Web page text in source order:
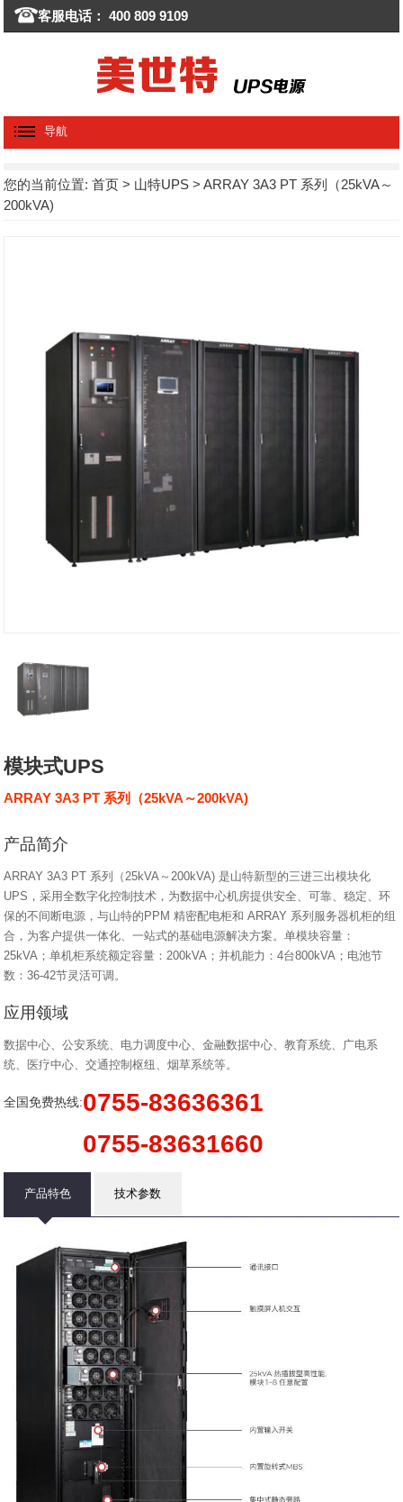
客服电话： 400 809 9109
导航
您的当前位置:首页 > 山特UPS > ARRAY 3A3 PT 系列（25kVA～
200kVA)
模块式UPS
ARRAY 3A3 PT 系列（25kVA～200kVA)
产品简介
ARRAY 3A3 PT 系列（25kVA～200kVA) 是山特新型的三进三出模块化
UPS，采用全数字化控制技术，为数据中心机房提供安全、可靠、稳定、环
保的不间断电源，与山特的PPM 精密配电柜和 ARRAY 系列服务器机柜的组
合，为客户提供一体化、一站式的基础电源解决方案。单模块容量：
25kVA；单机柜系统额定容量：200kVA；并机能力：4台800kVA；电池节
数：36-42节灵活可调。
应用领域
数据中心、公安系统、电力调度中心、金融数据中心、教育系统、广电系
统、医疗中心、交通控制枢纽、烟草系统等。
全国免费热线:0755-83636361
0755-83631660
产品特色 技术参数